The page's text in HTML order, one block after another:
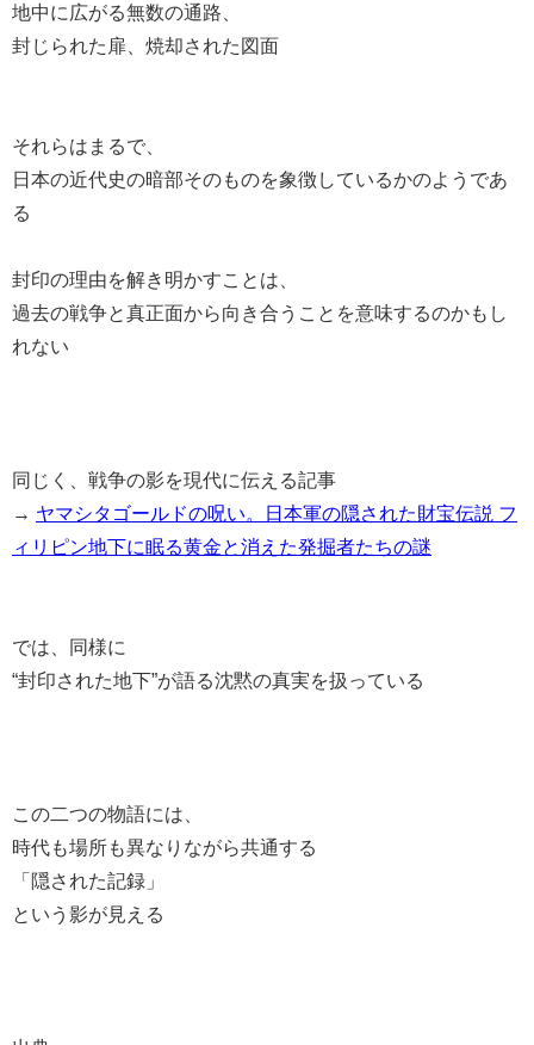
地中に広がる無数の通路、
封じられた扉、焼却された図面
それらはまるで、
日本の近代史の暗部そのものを象徴しているかのようであ
る
封印の理由を解き明かすことは、
過去の戦争と真正面から向き合うことを意味するのかもし
れない
同じく、戦争の影を現代に伝える記事
→ ヤマシタゴールドの呪い。日本軍の隠された財宝伝説 フ
ィリピン地下に眠る黄金と消えた発掘者たちの謎
では、同様に
“封印された地下”が語る沈黙の真実を扱っている
この二つの物語には、
時代も場所も異なりながら共通する
「隠された記録」
という影が見える